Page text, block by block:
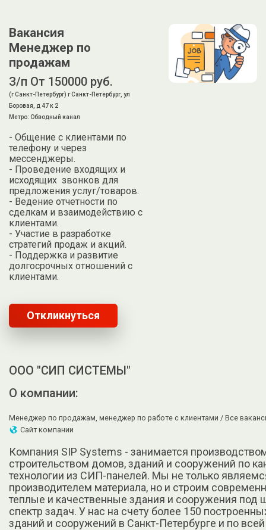
Вакансия
Менеджер по
продажам
З/п От 150000 руб.
(г Санкт-Петербург) г Санкт-Петербург, ул
Боровая, д 47 к 2
Метро: Обводный канал
- Общение с клиентами по
телефону и через
мессенджеры.
- Проведение входящих и
исходящих звонков для
предложения услуг/товаров.
- Ведение отчетности по
сделкам и взаимодействию с
клиентами.
- Участие в разработке
стратегий продаж и акций.
- Поддержка и развитие
долгосрочных отношений с
клиентами.
Откликнуться
ООО "СИП СИСТЕМЫ"
О компании:
Менеджер по продажам, менеджер по работе с клиентами / Все
Сайт компании
Компания SIP Systems - занимается
строительством домов, зданий и сооружений по
технологии из СИП-панелей. Мы не только
производителем материала, но и строим
теплые и качественные здания и сооружения под
спектр задач. У нас на счету более 150
зданий и сооружений в Санкт-Петербурге и по